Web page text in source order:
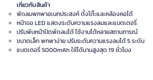
เกี่ยวกับสินค้า
พัดลมพกพาอเนกประสงค์ ตั้งโต๊ะและคล้องคอได้
หน้าจอ LED แสดงระดับความแรงลมและแบตเตอรี่
ปรับพับหน้าปัดพัดลมได้ ใช้งานได้หลายสถานการณ์
ขนาดเล็ก พกพาง่าย ปรับระดับความแรงลมได้ 5 ระดับ
แบตเตอรี่ 5000mAh ใช้ได้นานสูงสุด 19 ชั่วโมง